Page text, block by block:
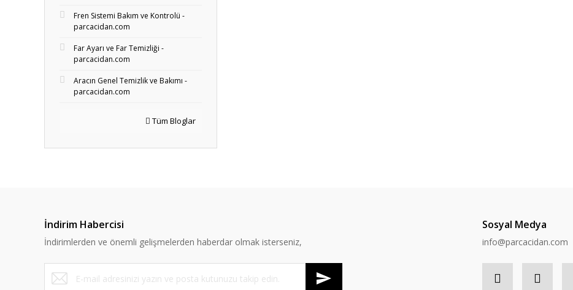
Fren Sistemi Bakım ve Kontrolü -
parcacidan.com
Far Ayarı ve Far Temizliği -
parcacidan.com
Aracın Genel Temizlik ve Bakımı -
parcacidan.com
Tüm Bloglar
İndirim Habercisi
İndirimlerden ve önemli gelişmelerden haberdar olmak isterseniz,
Sosyal Medya
info@parcacidan.com